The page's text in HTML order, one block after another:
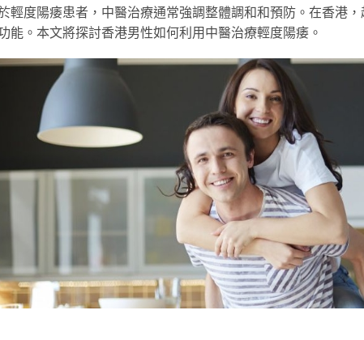
輕度陽痿患者，中醫治療通常強調整體調和和預防。在香港
能。本文將探討香港男性如何利用中醫治療輕度陽痿。